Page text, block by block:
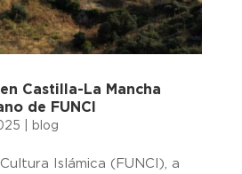
Castilla-La Mancha
de FUNCI
blog
Islámica (FUNCI), a